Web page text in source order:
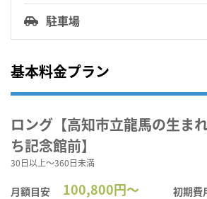
駐車場
基本料金プラン
ロング【高知市立龍馬の生ま
ち記念館前】
30日以上～360日未満
月額目安 100,800円～ 初期費